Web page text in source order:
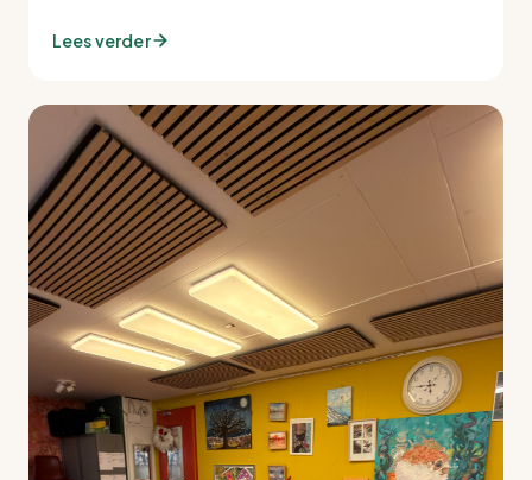
Lees verder